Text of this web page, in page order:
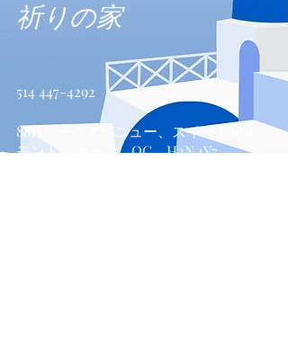
祈りの家
514 447-4292
8815パークアベニュー、スイート100
モントリオール、QC、H2N 1Y7